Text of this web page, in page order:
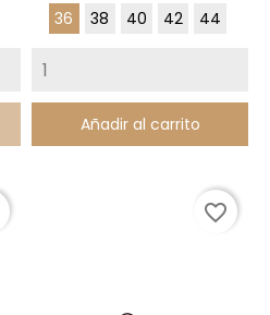
36
38 40 42 44
Añadir al carrito
favorite_border